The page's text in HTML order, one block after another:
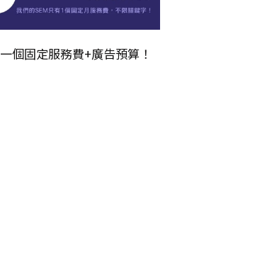
一個固定服務費+廣告預算！